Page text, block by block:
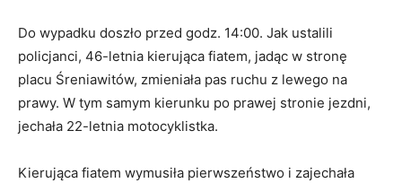
Do wypadku doszło przed godz. 14:00. Jak ustalili
policjanci, 46-letnia kierująca fiatem, jadąc w stronę
placu Śreniawitów, zmieniała pas ruchu z lewego na
prawy. W tym samym kierunku po prawej stronie jezdni,
jechała 22-letnia motocyklistka.
Kierująca fiatem wymusiła pierwszeństwo i zajechała